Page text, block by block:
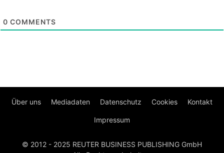
0 COMMENTS
Über uns Mediadaten Datenschutz Cookies Kontakt
Impressum
© 2012 - 2025 REUTER BUSINESS PUBLISHING GmbH